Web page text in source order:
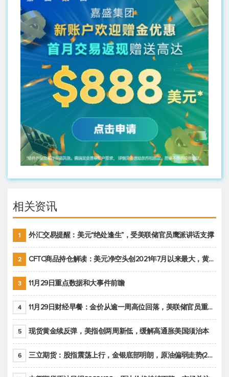
相关资讯
1 外汇交易提醒：美元“绝处逢生”，受美联储官员鹰派讲话支撑
2 CFTC商品持仓解读：美元净空头创2021年7月以来最大，黄金期货投机性净多头头寸减少
3 11月29日重点数据和大事件前瞻
4 11月29日财经早餐：金价从逾一周高位回落，美联储官员重申鹰派立场推动美元回升
5 现货黄金续反弹，美指创两周新低，缓解高通胀美国须治本
6 三立期货：股指震荡上行，金银底部明朗，原油偏弱走势(20221128收评)